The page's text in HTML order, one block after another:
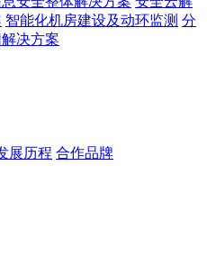
智能化机房建设及动环监测 分
决方案
展历程 合作品牌